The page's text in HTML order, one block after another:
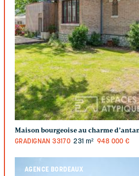
Maison bourgeoise au charme
GRADIGNAN 33170 231 m² 948 000 €
AGENCE BORDEAUX